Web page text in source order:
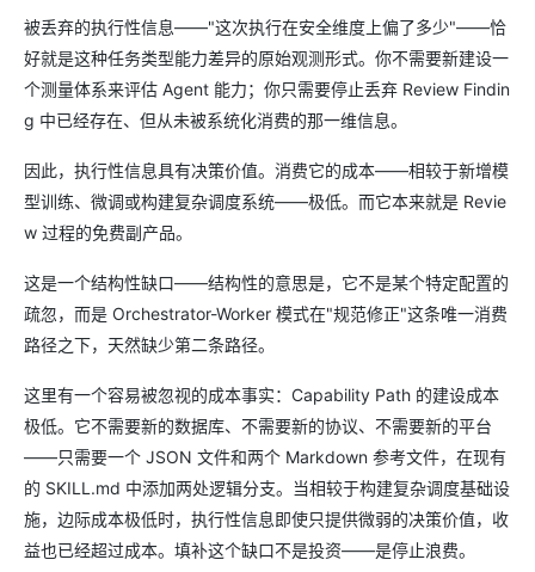
被丢弃的执行性信息——"这次执行在安全维度上偏了多少"——恰
好就是这种任务类型能力差异的原始观测形式。你不需要新建设一
个测量体系来评估 Agent 能力；你只需要停止丢弃 Review Findin
g 中已经存在、但从未被系统化消费的那一维信息。
因此，执行性信息具有决策价值。消费它的成本——相较于新增模
型训练、微调或构建复杂调度系统——极低。而它本来就是 Revie
w 过程的免费副产品。
这是一个结构性缺口——结构性的意思是，它不是某个特定配置的
疏忽，而是 Orchestrator-Worker 模式在"规范修正"这条唯一消费
路径之下，天然缺少第二条路径。
这里有一个容易被忽视的成本事实：Capability Path 的建设成本
极低。它不需要新的数据库、不需要新的协议、不需要新的平台
——只需要一个 JSON 文件和两个 Markdown 参考文件，在现有
的 SKILL.md 中添加两处逻辑分支。当相较于构建复杂调度基础设
施，边际成本极低时，执行性信息即使只提供微弱的决策价值，收
益也已经超过成本。填补这个缺口不是投资——是停止浪费。